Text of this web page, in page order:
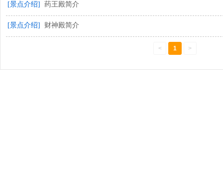
[景点介绍] 药王殿简介
[景点介绍] 财神殿简介
< 1 >